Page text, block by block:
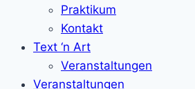
Praktikum
Kontakt
Text ‘n Art
Veranstaltungen
Veranstaltungen